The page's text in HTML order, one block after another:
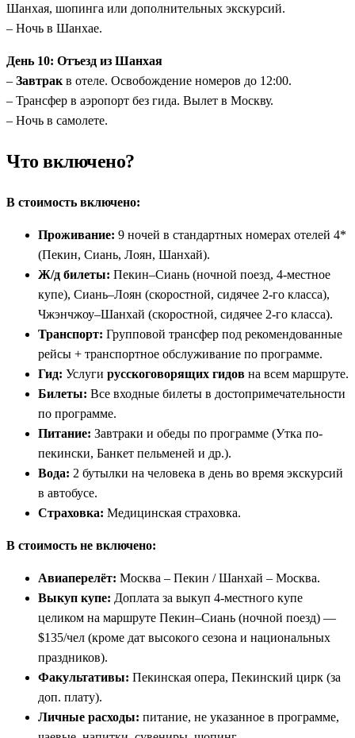
Шанхая, шопинга или дополнительных экскурсий.
– Ночь в Шанхае.
День 10: Отъезд из Шанхая
– Завтрак в отеле. Освобождение номеров до 12:00.
– Трансфер в аэропорт без гида. Вылет в Москву.
– Ночь в самолете.
Что включено?
В стоимость включено:
Проживание: 9 ночей в стандартных номерах отелей 4*
(Пекин, Сиань, Лоян, Шанхай).
Ж/д билеты: Пекин–Сиань (ночной поезд, 4-местное
купе), Сиань–Лоян (скоростной, сидячее 2-го класса),
Чжэнчжоу–Шанхай (скоростной, сидячее 2-го класса).
Транспорт: Групповой трансфер под рекомендованные
рейсы + транспортное обслуживание по программе.
Гид: Услуги русскоговорящих гидов на всем маршруте.
Билеты: Все входные билеты в достопримечательности
по программе.
Питание: Завтраки и обеды по программе (Утка по-
пекински, Банкет пельменей и др.).
Вода: 2 бутылки на человека в день во время экскурсий
в автобусе.
Страховка: Медицинская страховка.
В стоимость не включено:
Авиаперелёт: Москва – Пекин / Шанхай – Москва.
Выкуп купе: Доплата за выкуп 4-местного купе
целиком на маршруте Пекин–Сиань (ночной поезд) —
$135/чел (кроме дат высокого сезона и национальных
праздников).
Факультативы: Пекинская опера, Пекинский цирк (за
доп. плату).
Личные расходы: питание, не указанное в программе,